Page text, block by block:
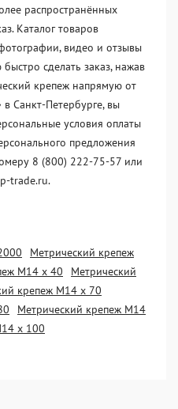
распространённых
Каталог товаров
видео и отзывы
сделать заказ, нажав
крепеж напрямую от
Санкт-Петербурге, вы
условия оплаты
предложения
8 (800) 222-75-57 или
trade.ru.
Метрический крепеж
М14 х 40
Метрический
крепеж М14 х 70
Метрический крепеж М14
х 100